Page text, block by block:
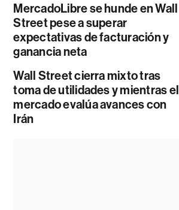
MercadoLibre se hunde en Wall
Street pese a superar
expectativas de facturación y
ganancia neta
Wall Street cierra mixto tras
toma de utilidades y mientras el
mercado evalúa avances con
Irán